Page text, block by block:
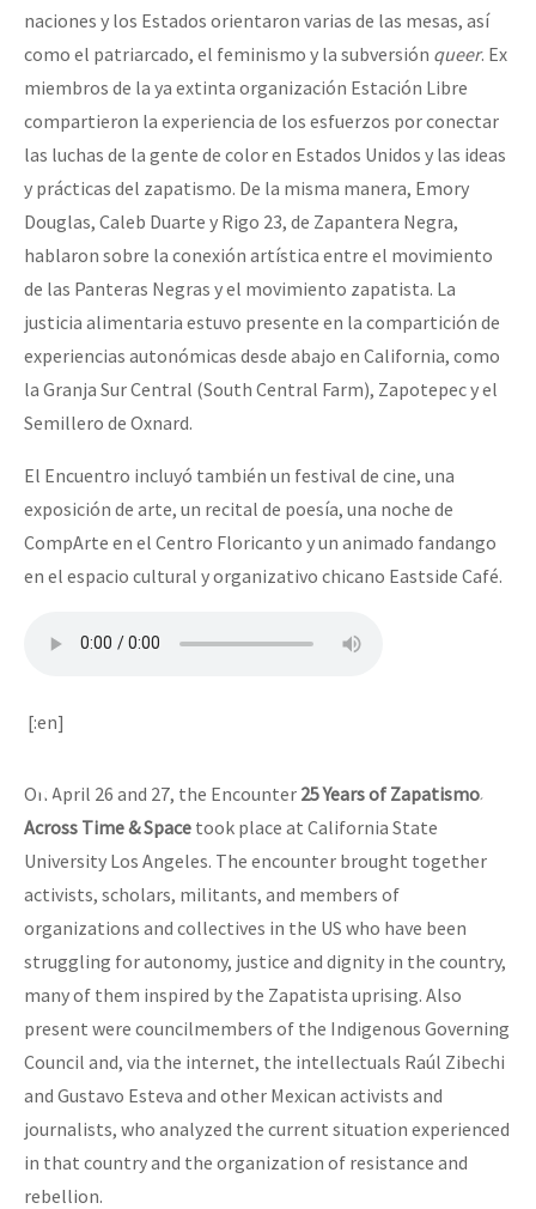
naciones y los Estados orientaron varias de las mesas, así
como el patriarcado, el feminismo y la subversión queer. Ex
miembros de la ya extinta organización Estación Libre
compartieron la experiencia de los esfuerzos por conectar
las luchas de la gente de color en Estados Unidos y las ideas
y prácticas del zapatismo. De la misma manera, Emory
Douglas, Caleb Duarte y Rigo 23, de Zapantera Negra,
hablaron sobre la conexión artística entre el movimiento
de las Panteras Negras y el movimiento zapatista. La
justicia alimentaria estuvo presente en la compartición de
experiencias autonómicas desde abajo en California, como
la Granja Sur Central (South Central Farm), Zapotepec y el
Semillero de Oxnard.
El Encuentro incluyó también un festival de cine, una
exposición de arte, un recital de poesía, una noche de
CompArte en el Centro Floricanto y un animado fandango
en el espacio cultural y organizativo chicano Eastside Café.
[:en]
On April 26 and 27, the Encounter 25 Years of Zapatismo,
Across Time & Space took place at California State
University Los Angeles. The encounter brought together
activists, scholars, militants, and members of
organizations and collectives in the US who have been
struggling for autonomy, justice and dignity in the country,
many of them inspired by the Zapatista uprising. Also
present were councilmembers of the Indigenous Governing
Council and, via the internet, the intellectuals Raúl Zibechi
and Gustavo Esteva and other Mexican activists and
journalists, who analyzed the current situation experienced
in that country and the organization of resistance and
rebellion.